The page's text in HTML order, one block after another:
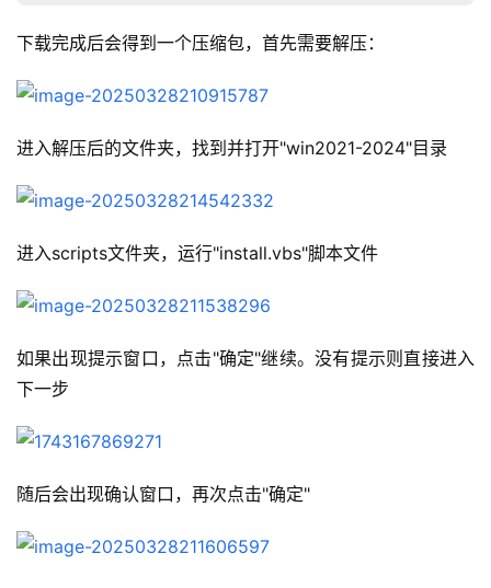
下载完成后会得到一个压缩包，首先需要解压：
进入解压后的文件夹，找到并打开"win2021-2024"目录
进入scripts文件夹，运行"install.vbs"脚本文件
如果出现提示窗口，点击"确定"继续。没有提示则直接进入
下一步
随后会出现确认窗口，再次点击"确定"